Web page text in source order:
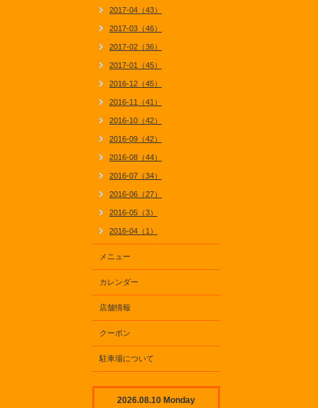
2017-04（43）
2017-03（46）
2017-02（36）
2017-01（45）
2016-12（45）
2016-11（41）
2016-10（42）
2016-09（42）
2016-08（44）
2016-07（34）
2016-06（27）
2016-05（3）
2016-04（1）
メニュー
カレンダー
店舗情報
クーポン
駐車場について
2026.08.10 Monday